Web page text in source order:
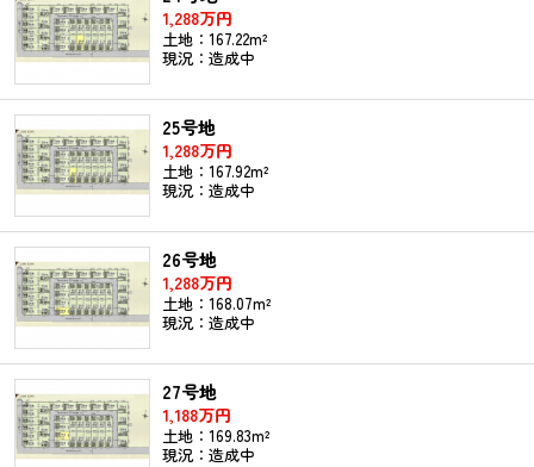
1,288万円
土地：167.22m²
現況：造成中
25号地
1,288万円
土地：167.92m²
現況：造成中
26号地
1,288万円
土地：168.07m²
現況：造成中
27号地
1,188万円
土地：169.83m²
現況：造成中